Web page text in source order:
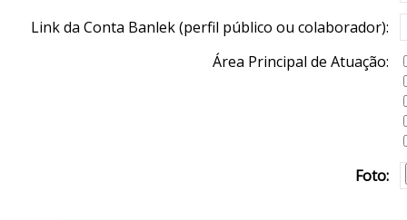
Link da Conta Banlek (perfil público ou colaborador):
Área Principal de Atuação:
Foto: